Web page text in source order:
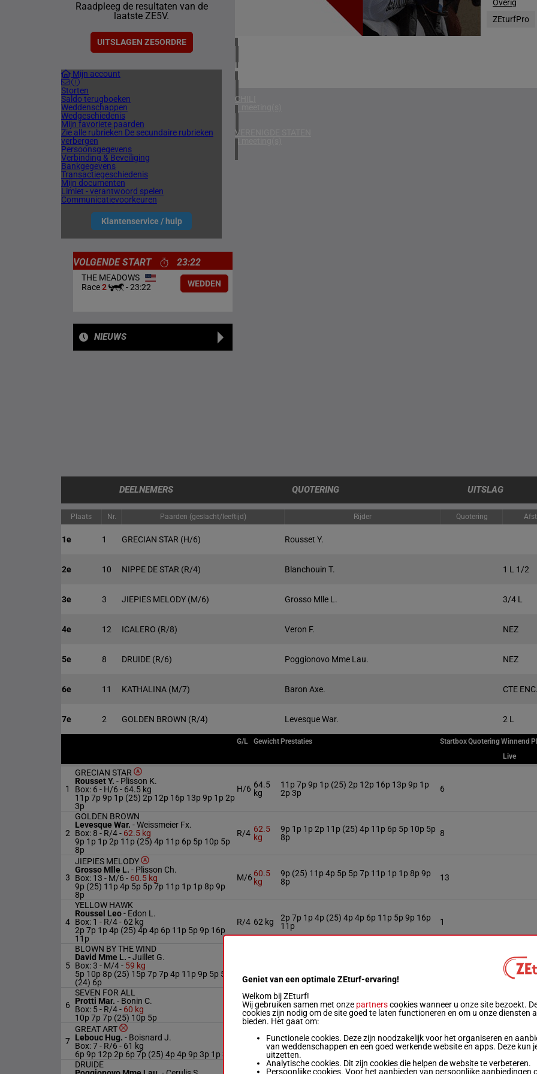
Raadpleeg de resultaten van de
laatste ZE5V.
UITSLAGEN ZE5ORDRE
Mijn account
Storten
Saldo terugboeken
Weddenschappen
Wedgeschiedenis
Mijn favoriete paarden
Zie alle rubrieken De secundaire rubrieken
verbergen
Persoonsgegevens
Verbinding & Beveiliging
Bankgegevens
Transactiegeschiedenis
Mijn documenten
Limiet - verantwoord spelen
Communicatievoorkeuren
Klantenservice / hulp
4 meeting(s)
IERLAND
1 meeting(s)
CHILI
1 meeting(s)
VERENIGDE STATEN
4 meeting(s)
Overig
ZEturfPro
VOLGENDE START 23:22
THE MEADOWS
Race2 -23:22 WEDDEN
NIEUWS
DEELNEMERS QUOTERING UITSLAG
Plaats Nr. Paarden (geslacht/leeftijd) Rijder Quotering
1e 1 GRECIAN STAR (H/6) Rousset Y.
2e 10 NIPPE DE STAR (R/4) Blanchouin T. 1 L 1/2
3e 3 JIEPIES MELODY (M/6) Grosso Mlle L. 3/4 L
4e 12 ICALERO (R/8) Veron F. NEZ
5e 8 DRUIDE (R/6) Poggionovo Mme Lau. NEZ
6e 11 KATHALINA (M/7) Baron Axe. CTE
7e 2 GOLDEN BROWN (R/4) Levesque War. 2 L
G/L Gewicht Prestaties StartboxQuoteringWinnend
Live
1
GRECIAN STAR
Rousset Y. - Plisson K.
Box: 6 - H/6 - 64.5 kg
11p 7p 9p 1p (25) 2p 12p 16p 13p 9p 1p 2p
3p
H/6 64.5
kg
11p 7p 9p 1p (25) 2p 12p 16p 13p 9p 1p
2p 3p
6
2
GOLDEN BROWN
Levesque War. -Weissmeier Fx.
Box: 8 - R/4 - 62.5 kg
9p 1p 1p 2p 11p (25) 4p 11p 6p 5p 10p 5p
8p
R/4 62.5
kg
9p 1p 1p 2p 11p (25) 4p 11p 6p 5p 10p 5p
8p
8
3
JIEPIES MELODY
Grosso Mlle L. - Plisson Ch.
Box: 13 - M/6 - 60.5 kg
9p (25) 11p 4p 5p 5p 7p 11p 1p 1p 8p 9p
8p
M/6 60.5
kg
9p (25) 11p 4p 5p 5p 7p 11p 1p 1p 8p 9p
8p
13
4
YELLOW HAWK
Roussel Leo- Edon L.
Box: 1 - R/4 - 62 kg
2p 7p 1p 4p (25) 4p 4p 6p 11p 5p 9p 16p
11p
R/4 62 kg
2p 7p 1p 4p (25) 4p 4p 6p 11p 5p 9p 16p
11p
1
5
BLOWN BY THE WIND
David Mme L. -Juillet G.
Box: 3 - M/4 - 59 kg
5p 10p 8p (25) 15p 7p 7p 4p 11p 9p 5p 5p
(24) 6p
6
SEVEN FOR ALL
Protti Mar. - Bonin C.
Box: 5 - R/4 - 60 kg
10p 7p 7p (25) 10p 5p
R/4 60 kg 10p 7p 7p (25) 10p 5p 5
7
GREAT ART
Lebouc Hug. - Boisnard J.
Box: 7 - R/6 - 61 kg
6p 9p 12p 2p 6p 7p (25) 4p 4p 9p 3p 1p 3p
61 kg 6p 9p 12p 2p 6p 7p (25) 4p 4p 9p 3p 1p 3p 7
DRUIDE
Geniet van een optimale ZEturf-ervaring!
Welkom bij ZEturf!
Wij gebruiken samen met onze partnerscookies wanneer u onze site bezoekt.
cookies zijn nodig om de site goed te laten functioneren en om u onze diensten
bieden. Het gaat om:
Functionele cookies. Deze zijn noodzakelijk voor het organiseren en
van weddenschappen en een goed werkende website en apps. Deze kun
uitzetten.
Analytische cookies. Dit zijn cookies die helpen de website te verbeteren.
Persoonlijke cookies. Voor het aanbieden van persoonlijke aanbiedingen